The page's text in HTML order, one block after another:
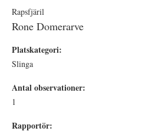
Rapsfjäril
Rone Domerarve
Platskategori:
Slinga
Antal observationer:
1
Rapportör: